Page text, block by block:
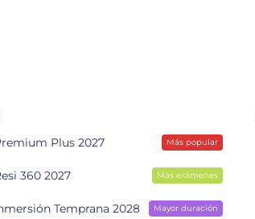
Plus 2027 Más popular
360 2027 Más exámenes
Temprana 2028 Mayor duración